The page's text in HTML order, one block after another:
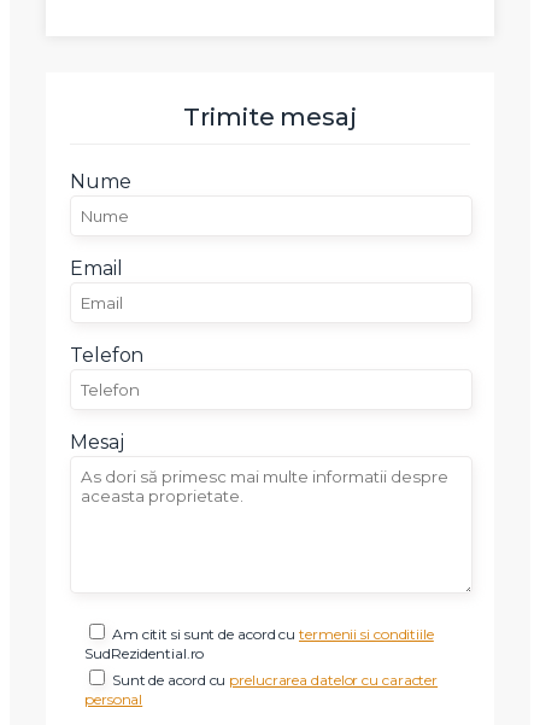
Trimite mesaj
Nume
Email
Telefon
Mesaj
Am citit si sunt de acord cutermenii si conditiile
SudRezidential.ro
Sunt de acord cu prelucrarea datelor cu caracter
personal
Am citit si sunt de acord cu
Sunt de acord cu